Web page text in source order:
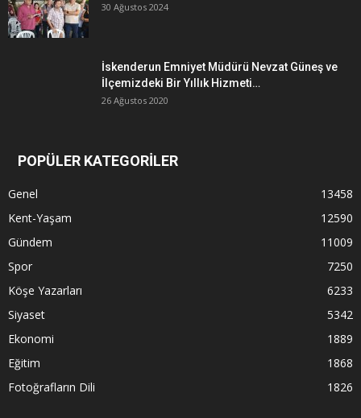
30 Ağustos 2024
İskenderun Emniyet Müdürü Nevzat Güneş ve
İlçemizdeki Bir Yıllık Hizmeti…
26 Ağustos 2020
POPÜLER KATEGORİLER
Genel
13458
Kent-Yaşam
12590
Gündem
11009
Spor
7250
Köşe Yazarları
6233
Siyaset
5342
Ekonomi
1889
Eğitim
1868
Fotoğrafların Dili
1826